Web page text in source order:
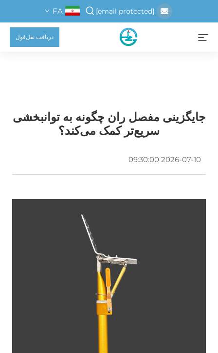
[email protected]
FA
دریافت نقل‌قول
جایگزینی مفصل ران چگونه به توانبخشی
سریع‌تر کمک می‌کند؟
2026-07-10 09:30:00